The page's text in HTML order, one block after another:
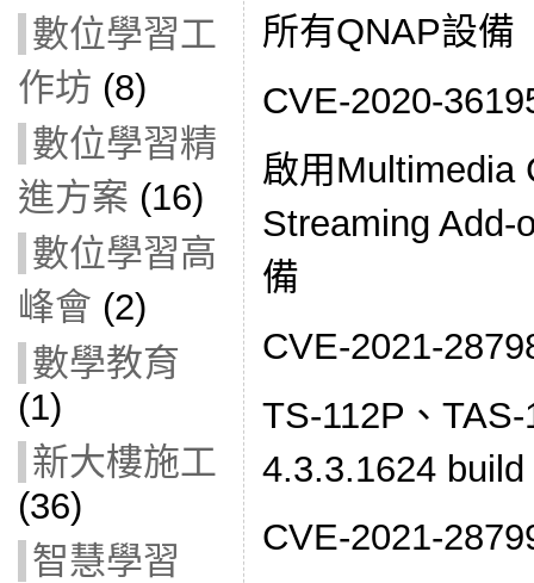
數位學習工
作坊 (8)
數位學習精
進方案 (16)
數位學習高
峰會 (2)
數學教育
(1)
新大樓施工
(36)
智慧學習
所有QNAP設備
CVE-2020-
啟用Multimedia
Streaming Add-
備
CVE-2021-
TS-112P、
4.3.3.1624
CVE-2021-